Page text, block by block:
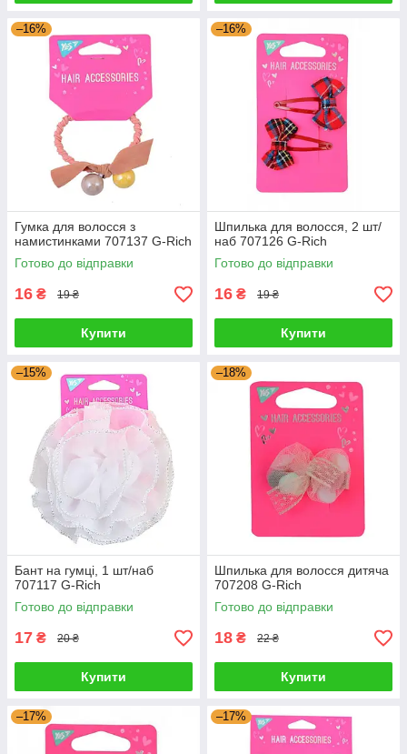
–16%
Гумка для волосся з
намистинками 707137 G-Rich
Готово до відправки
16 ₴ 19 ₴
Купити
–16%
Шпилька для волосся, 2 шт/
наб 707126 G-Rich
Готово до відправки
16 ₴ 19 ₴
Купити
–15%
Бант на гумці, 1 шт/наб
707117 G-Rich
Готово до відправки
17 ₴ 20 ₴
Купити
–18%
Шпилька для волосся дитяча
707208 G-Rich
Готово до відправки
18 ₴ 22 ₴
Купити
–17% –17%